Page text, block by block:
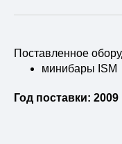
Поставленное
минибары ISM
Год поставки: 2009